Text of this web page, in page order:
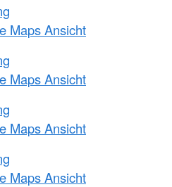
Maps Ansicht
Maps Ansicht
Maps Ansicht
Maps Ansicht